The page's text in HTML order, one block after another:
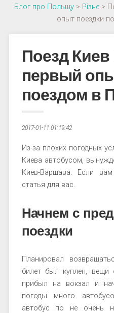
Блог про Польщу > Різне >
опыт поездки
Поезд
первый
поездом в
2017-01-11 01:19:42
Из-за плохих погодных
Киева автобусом,
Киев-Варшава. Если
статья для вас.
Начнем с
поездки
Планировал
билет был куплен, вещи
прибыл на вокзал и
погоды много
автобус по не очень